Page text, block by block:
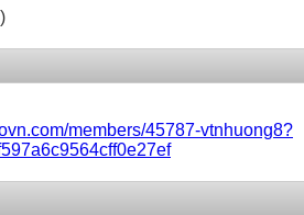
members/45787-vtnhuong8?